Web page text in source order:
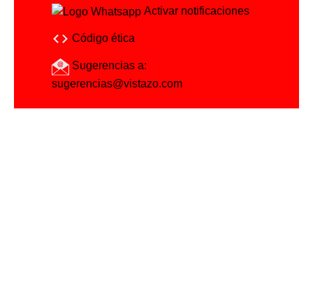
Activar notificaciones
Código ética
Sugerencias a:
sugerencias@vistazo.com